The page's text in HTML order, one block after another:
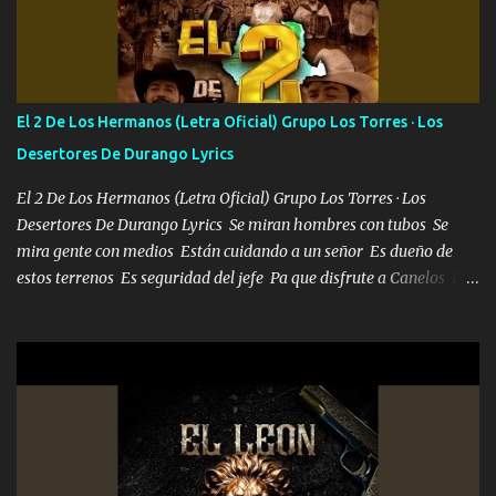
cien Y por más que quieran no me detienen Soy yo la mente que
más brilla, lo ves Pa' mi la vida es tan sencilla No lo entenderías en
tu vida, y está bien Porque lo que tengo nadie lo tiene Una me está
escribiendo y la otra me va a llamar Quiere que vaya a verla y que
la invite a cenar Otras más me están pidiendo que las saque a
bailar Pero es que tengo un par de conciertos más que llenar Se
mueven solo por el interés P...
El 2 De Los Hermanos (Letra Oficial) Grupo Los Torres · Los
Desertores De Durango Lyrics
El 2 De Los Hermanos (Letra Oficial) Grupo Los Torres · Los
Desertores De Durango Lyrics Se miran hombres con tubos Se
mira gente con medios Están cuidando a un señor Es dueño de
estos terrenos Es seguridad del jefe Pa que disfrute a Canelos Es
ni tampoco las mujeres porque es platica de grandes por eso hay
que estar alegres doy las instrucciones para atender los deberes
Música Si es que salta algún problema de confianza tengo gente
ahí está el Hombre Cuarenta y también Pariente 7 arreglan
cualquier problema no más es cuestión que ordené NOS HACE